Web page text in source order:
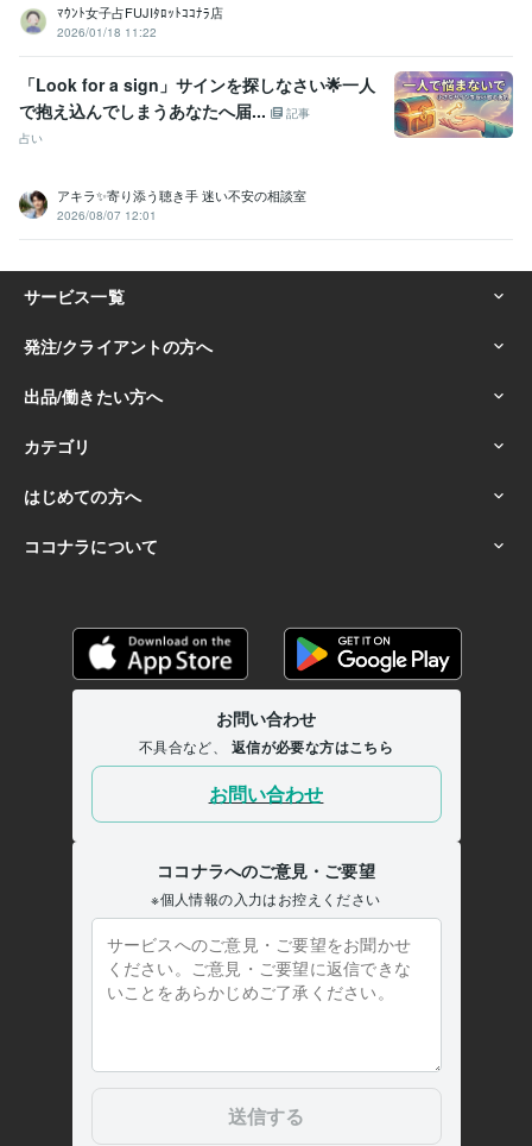
ﾏｳﾝﾄ女子占FUJIﾀﾛｯﾄｺｺﾅﾗ店
2026/01/18 11:22
「Look for a sign」サインを探しなさい🌟一人
で抱え込んでしまうあなたへ届...
記事
占い
アキラ✨寄り添う聴き手 迷い不安の相談室
2026/08/07 12:01